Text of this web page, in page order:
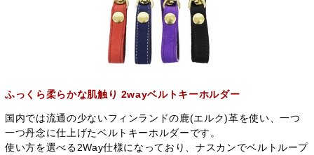
ふっくら柔らかな肌触り 2wayベルトキーホルダー
国内では流通の少ないフィンランドの鹿(エルク)革を使い、一つ
一つ丹念に仕上げたベルトキーホルダーです。
使い方を選べる2Way仕様になっており、ナスカンでベルトループ